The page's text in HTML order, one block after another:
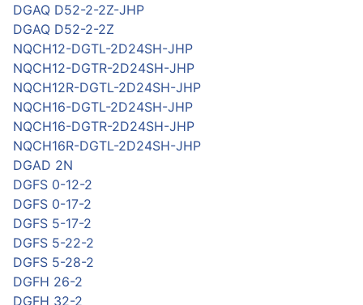
DGAQ D52-2-2Z-JHP
DGAQ D52-2-2Z
NQCH12-DGTL-2D24SH-JHP
NQCH12-DGTR-2D24SH-JHP
NQCH12R-DGTL-2D24SH-JHP
NQCH16-DGTL-2D24SH-JHP
NQCH16-DGTR-2D24SH-JHP
NQCH16R-DGTL-2D24SH-JHP
DGAD 2N
DGFS 0-12-2
DGFS 0-17-2
DGFS 5-17-2
DGFS 5-22-2
DGFS 5-28-2
DGFH 26-2
DGFH 32-2